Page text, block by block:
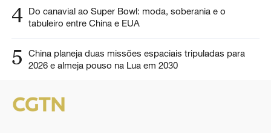
4 Do canavial ao Super Bowl: moda, soberania e o
tabuleiro entre China e EUA
5
China planeja duas missões espaciais tripuladas para
2026 e almeja pouso na Lua em 2030